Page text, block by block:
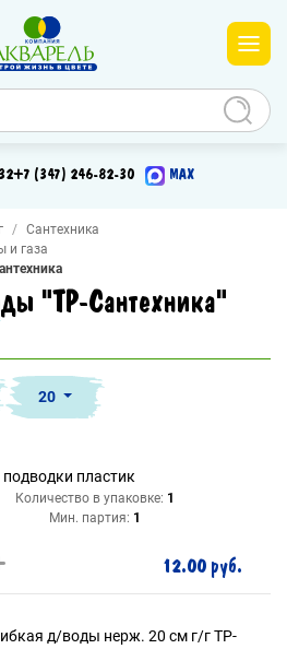
+7 (347) 246-82-30 MAX
Сантехника
и газа
"TР-Сантехника"
20
пластик
Количество в упаковке: 1
Мин. партия: 1
12.00 руб.
д/воды нерж. 20 см г/г ТР-